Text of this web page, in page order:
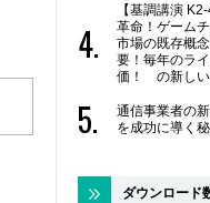
【基調講演
革命！ゲーム
市場の既存概
要！毎年のラ
価！ の新しい
通信事業者の
を成功に導く
ダウンロード